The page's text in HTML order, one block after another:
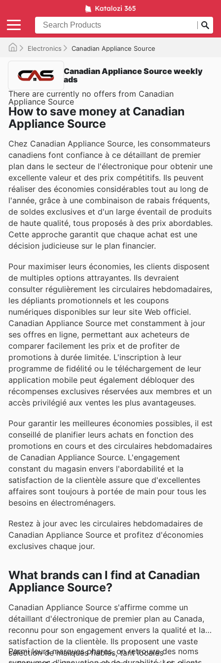
Electronics Canadian Appliance Source
Canadian Appliance Source weekly
ads
There are currently no offers from Canadian
Appliance Source
How to save money at Canadian
Appliance Source
Chez Canadian Appliance Source, les consommateurs
canadiens font confiance à ce détaillant de premier
plan dans le secteur de l'électronique pour obtenir une
excellente valeur et des prix compétitifs. Ils peuvent
réaliser des économies considérables tout au long de
l'année, grâce à une combinaison de rabais fréquents,
de soldes exclusives et d'un large éventail de produits
de haute qualité, tous proposés à des prix abordables.
Cette approche garantit que chaque achat est une
décision judicieuse sur le plan financier.
Pour maximiser leurs économies, les clients disposent
de multiples options attrayantes. Ils devraient
consulter régulièrement les circulaires hebdomadaires,
les dépliants promotionnels et les coupons
numériques disponibles sur leur site Web officiel.
Canadian Appliance Source met constamment à jour
ses offres en ligne, permettant aux acheteurs de
comparer facilement les prix et de profiter de
promotions à durée limitée. L'inscription à leur
programme de fidélité ou le téléchargement de leur
application mobile peut également débloquer des
récompenses exclusives réservées aux membres et un
accès privilégié aux ventes les plus avantageuses.
Pour garantir les meilleures économies possibles, il est
conseillé de planifier leurs achats en fonction des
promotions en cours et des circulaires hebdomadaires
de Canadian Appliance Source. L'engagement
constant du magasin envers l'abordabilité et la
satisfaction de la clientèle assure que d'excellentes
affaires sont toujours à portée de main pour tous les
besoins en électroménagers.
Restez à jour avec les circulaires hebdomadaires de
Canadian Appliance Source et profitez d'économies
exclusives chaque jour.
What brands can I find at Canadian
Appliance Source?
Canadian Appliance Source s'affirme comme un
détaillant d'électronique de premier plan au Canada,
reconnu pour son engagement envers la qualité et la
satisfaction de la clientèle. Ils proposent une vaste
sélection de marques fiables, tant locales
Parmi leurs marques phares, on retrouve des noms